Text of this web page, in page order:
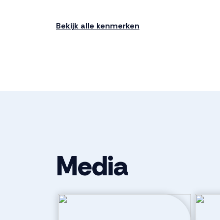
Aantal woonlagen
Bekijk alle kenmerken
Media